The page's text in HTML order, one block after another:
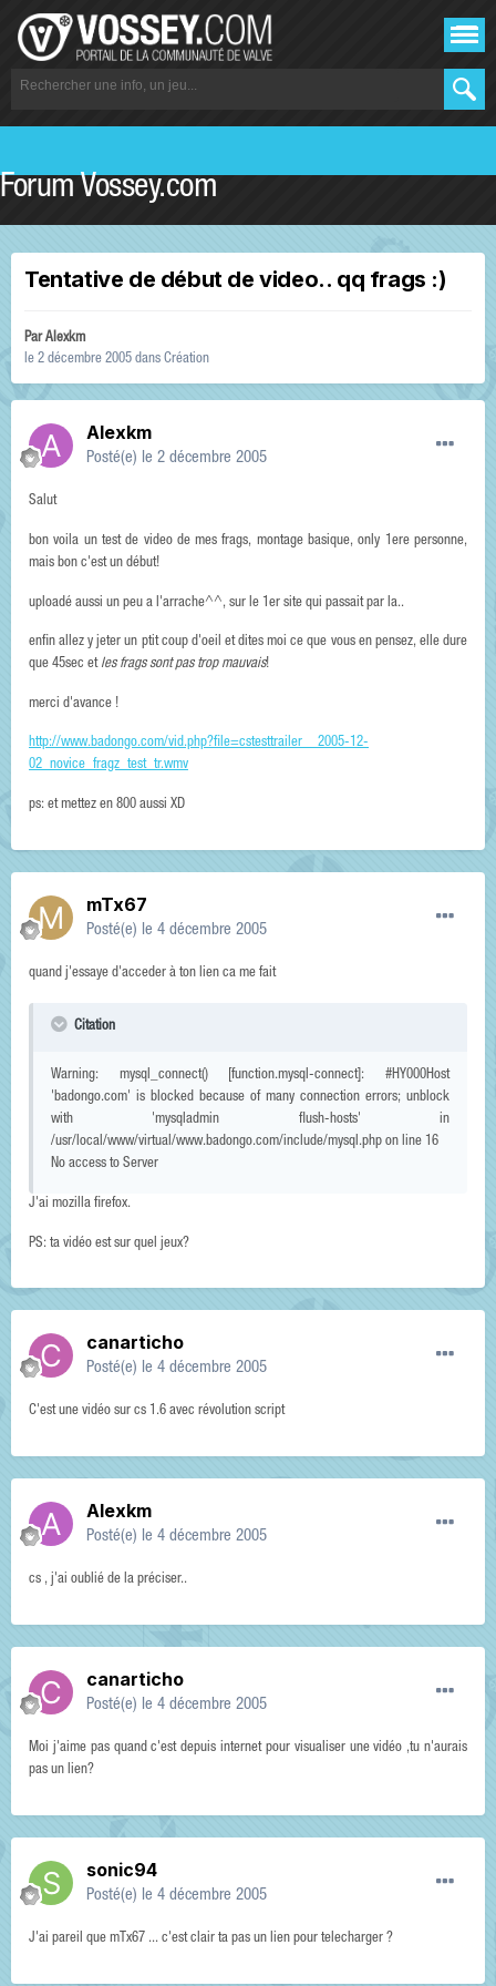
Forum Vossey.com
Tentative de début de video.. qq frags :)
ParAlexkm
le 2 décembre 2005 dans Création
Alexkm
Posté(e) le 2 décembre 2005
Salut
bon voila un test de video de mes frags, montage basique, only 1ere personne,
mais bon c'est un début!
uploadé aussi un peu a l'arrache^^, sur le 1er site qui passait par la..
enfin allez y jeter un ptit coup d'oeil et dites moi ce que vous en pensez, elle dure
que 45sec et les frags sont pas trop mauvais!
merci d'avance !
http://www.badongo.com/vid.php?file=cstesttrailer__2005-12-
02_novice_fragz_test_tr.wmv
ps: et mettez en 800 aussi XD
mTx67
Posté(e) le 4 décembre 2005
quand j'essaye d'acceder à ton lien ca me fait
Citation
Warning: mysql_connect() [function.mysql-connect]: #HY000Host
'badongo.com' is blocked because of many connection errors; unblock
with 'mysqladmin flush-hosts' in
/usr/local/www/virtual/www.badongo.com/include/mysql.php on line 16
No access to Server
J'ai mozilla firefox.
PS: ta vidéo est sur quel jeux?
canarticho
Posté(e) le 4 décembre 2005
C'est une vidéo sur cs 1.6 avec révolution script
Alexkm
Posté(e) le 4 décembre 2005
cs , j'ai oublié de la préciser..
canarticho
Posté(e) le 4 décembre 2005
Moi j'aime pas quand c'est depuis internet pour visualiser une vidéo ,tu n'aurais
pas un lien?
sonic94
Posté(e) le 4 décembre 2005
J'ai pareil que mTx67 ... c'est clair ta pas un lien pour telecharger ?